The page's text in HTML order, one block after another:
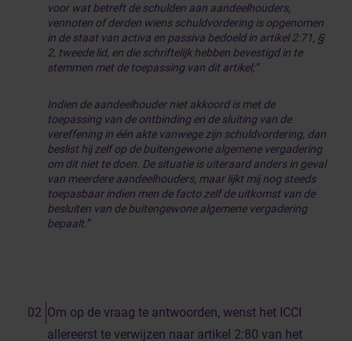
voor wat betreft de schulden aan aandeelhouders,
vennoten of derden wiens schuldvordering is opgenomen
in de staat van activa en passiva bedoeld in artikel 2:71, §
2, tweede lid, en die schriftelijk hebben bevestigd in te
stemmen met de toepassing van dit artikel;”
Indien de aandeelhouder niet akkoord is met de
toepassing van de ontbinding en de sluiting van de
vereffening in één akte vanwege zijn schuldvordering, dan
beslist hij zelf op de buitengewone algemene vergadering
om dit niet te doen. De situatie is uiteraard anders in geval
van meerdere aandeelhouders, maar lijkt mij nog steeds
toepasbaar indien men de facto zelf de uitkomst van de
besluiten van de buitengewone algemene vergadering
bepaalt. ”
Om op de vraag te antwoorden, wenst het ICCI
allereerst te verwijzen naar artikel 2:80 van het